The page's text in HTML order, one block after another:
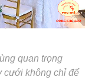
quan trọng
cưới không chỉ để